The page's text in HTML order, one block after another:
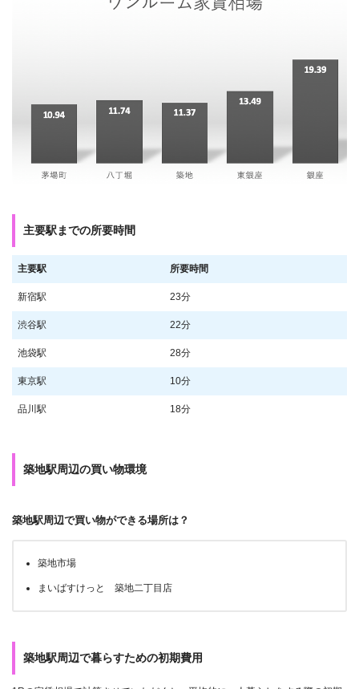
主要駅までの所要時間
主要駅 所要時間
新宿駅 23分
渋谷駅 22分
池袋駅 28分
東京駅 10分
品川駅 18分
築地駅周辺の買い物環境
築地駅周辺で買い物ができる場所は？
築地市場
まいばすけっと 築地二丁目店
築地駅周辺で暮らすための初期費用